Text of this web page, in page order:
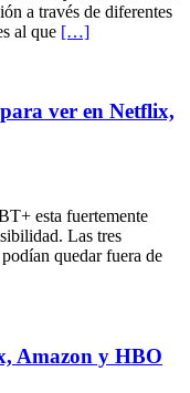
a través de diferentes
al que […]
ver en Netflix,
esta fuertemente
Las tres
quedar fuera de
Amazon y HBO